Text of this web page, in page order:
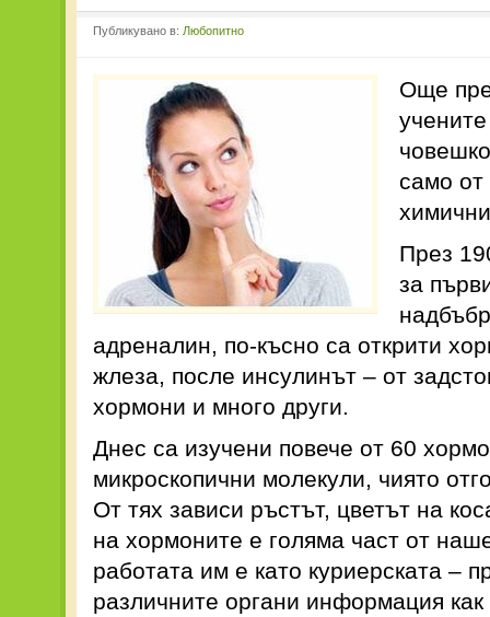
Публикувано в: Любопитно
Още
само от
През
за
адреналин, по-късно са открити
жлеза, после инсулинът – от
хормони и много други.
Днес са изучени повече от 60
микроскопични молекули, чиято
От тях зависи ръстът, цветът на
на хормоните е голяма част от
работата им е като куриерската –
различните органи информация